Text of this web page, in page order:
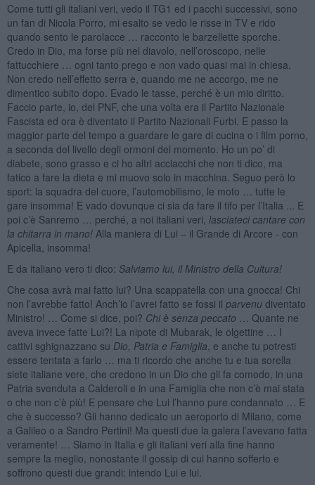
Come tutti gli italiani veri, vedo il TG1 ed i pacchi successivi, sono
un fan di Nicola Porro, mi esalto se vedo le risse in TV e rido
quando sento le parolacce … racconto le barzellette sporche.
Credo in Dio, ma forse più nel diavolo, nell’oroscopo, nelle
fattucchiere … ogni tanto prego e non vado quasi mai in chiesa.
Non credo nell’effetto serra e, quando me ne accorgo, me ne
dimentico subito dopo. Evado le tasse, perché è un mio diritto.
Faccio parte, io, del PNF, che una volta era il Partito Nazionale
Fascista ed ora è diventato il Partito Nazionali Furbi. E passo la
maggior parte del tempo a guardare le gare di cucina o i film porno,
a seconda del livello degli ormoni del momento. Ho un po’ di
diabete, sono grasso e ci ho altri acciacchi che non ti dico, ma
fatico a fare la dieta e mi muovo solo in macchina. Seguo però lo
sport: la squadra del cuore, l’automobilismo, le moto … tutte le
gare insomma! E vado dovunque ci sia da fare il tifo per l’Italia ... E
poi c’è Sanremo … perché, a noi italiani veri, lasciateci cantare con
la chitarra in mano!Alla maniera di Lui – il Grande di Arcore - con
Apicella, insomma!
E da italiano vero ti dico: Salviamo lui, il Ministro della Cultura!
Che cosa avrà mai fatto lui? Una scappatella con una gnocca! Chi
non l’avrebbe fatto! Anch’io l’avrei fatto se fossi il parvenudiventato
Ministro! … Come si dice, poi? Chi è senza peccato … Quante ne
aveva invece fatte Lui?! La nipote di Mubarak, le olgettine … I
cattivi sghignazzano su Dio, Patria e Famiglia , e anche tu potresti
essere tentata a farlo … ma ti ricordo che anche tu e tua sorella
siete italiane vere, che credono in un Dio che gli fa comodo, in una
Patria svenduta a Calderoli e in una Famiglia che non c’è mai stata
o che non c’è più! E pensare che Lui l’hanno pure condannato … E
che è successo? Gli hanno dedicato un aeroporto di Milano, come
a Galileo o a Sandro Pertini! Ma questi due la galera l’avevano fatta
veramente! … Siamo in Italia e gli italiani veri alla fine hanno
sempre la meglio, nonostante il gossip di cui hanno sofferto e
soffrono questi due grandi: intendo Lui e lui.